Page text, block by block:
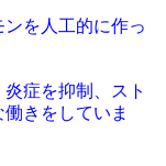
を人工的に作っ
症を抑制、スト
きをしていま